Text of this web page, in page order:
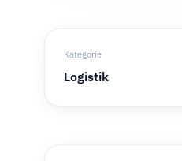
Kategorie
Logistik